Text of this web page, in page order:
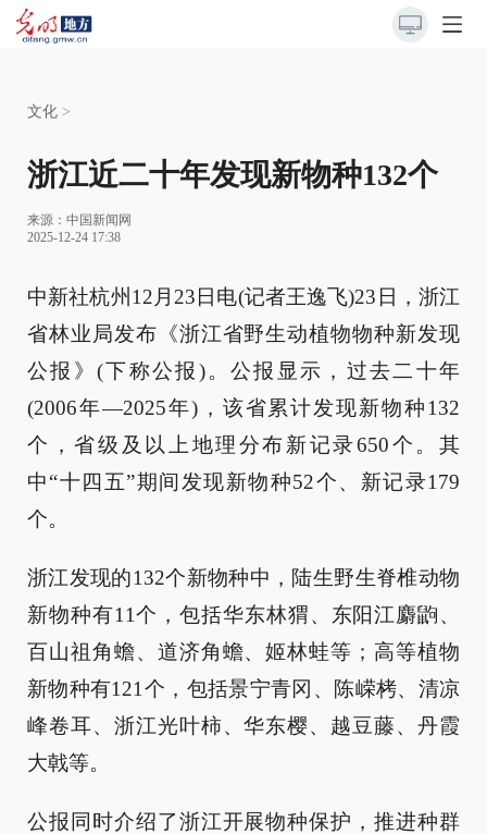
文化 >
浙江近二十年发现新物种132个
来源： 中国新闻网
2025-12-24 17:38
中新社杭州12月23日电(记者王逸飞)23日，浙江
省林业局发布《浙江省野生动植物物种新发现
公报》(下称公报)。公报显示，过去二十年
(2006年—2025年)，该省累计发现新物种132
个，省级及以上地理分布新记录650个。其
中“十四五”期间发现新物种52个、新记录179
个。
浙江发现的132个新物种中，陆生野生脊椎动物
新物种有11个，包括华东林猬、东阳江麝鼩、
百山祖角蟾、道济角蟾、姬林蛙等；高等植物
新物种有121个，包括景宁青冈、陈嵘栲、清凉
峰卷耳、浙江光叶柿、华东樱、越豆藤、丹霞
大戟等。
公报同时介绍了浙江开展物种保护，推进种群